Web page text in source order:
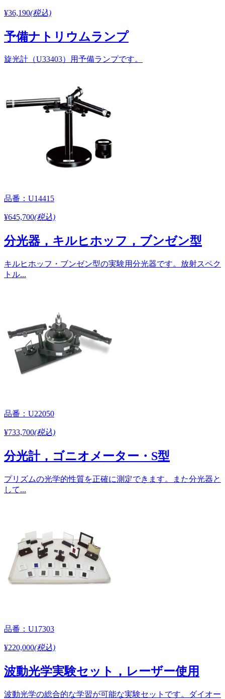
¥36,190(税込)
予備ナトリウムランプ
旋光計（U33403）用予備ランプです。
品番：U14415
¥645,700(税込)
分光器，キルヒホッフ，ブンゼン型
キルヒホッフ・ブンゼン型の実験用分光器です。放射スペク
トル...
品番：U22050
¥733,700(税込)
分光計，ゴニオメーター・S型
プリズムの光学的性質を正確に測定できます。また分光器と
して...
品番：U17303
¥220,000(税込)
波動光学実験セット，レーザー使用
波動光学の総合的な学習が可能な実験セットです。ダイオー